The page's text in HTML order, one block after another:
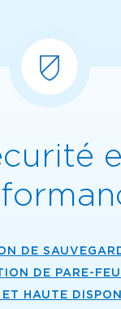
DE
DE PARE-
ET HAUTE